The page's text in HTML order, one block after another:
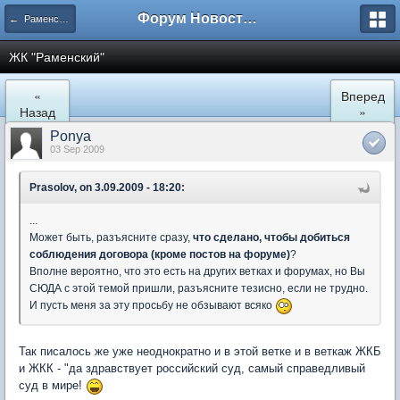
← Раменское Форум Новостройки
ЖК "Рaменский"
«
Назад
Вперед
»
Ponya
03 Sep 2009
Prasolov, on 3.09.2009 - 18:20:
...
Может быть, разъясните сразу, что сделано, чтобы добиться
соблюдения договора (кроме постов на форуме)?
Вполне вероятно, что это есть на других ветках и форумах, но Вы
СЮДА с этой темой пришли, разъясните тезисно, если не трудно.
И пусть меня за эту просьбу не обзывают всяко
Так писалось же уже неоднократно и в этой ветке и в веткаж ЖКБ
и ЖКК - "да здравствует российский суд, самый справедливый
суд в мире!